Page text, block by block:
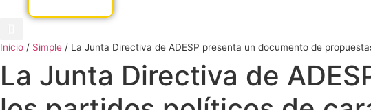
Inicio / Simple / La Junta Directiva de ADESP presenta un documento de
La Junta Directiva de